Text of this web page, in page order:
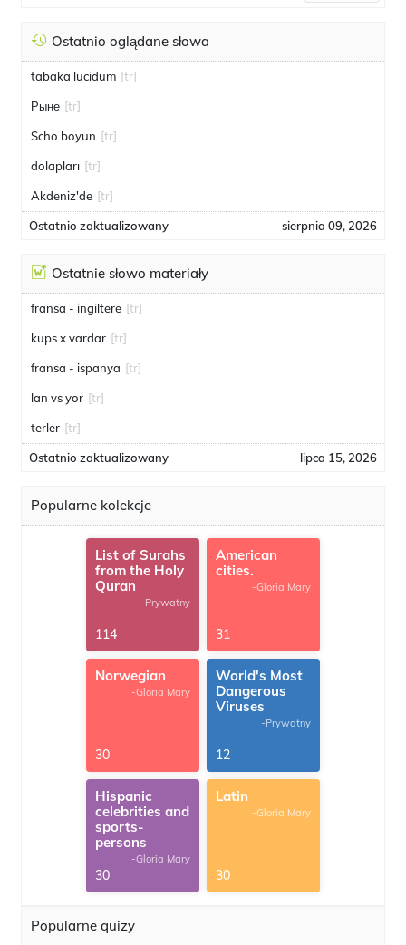
Ostatnio oglądane słowa
tabaka lucidum [tr]
Рыне [tr]
Scho boyun [tr]
dolapları [tr]
Akdeniz'de [tr]
Ostatnio zaktualizowany sierpnia 09, 2026
Ostatnie słowo materiały
fransa - ingiltere [tr]
kups x vardar [tr]
fransa - ispanya [tr]
lan vs yor [tr]
terler [tr]
Ostatnio zaktualizowany lipca 15, 2026
Popularne kolekcje
List of Surahs
from the Holy
Quran
-Prywatny
114
American
cities.
-Gloria Mary
31
Norwegian
-Gloria Mary
30
World's Most
Dangerous
Viruses
-Prywatny
12
Hispanic
celebrities and
sports-
persons
-Gloria Mary
30
Latin
-Gloria Mary
30
Popularne quizy